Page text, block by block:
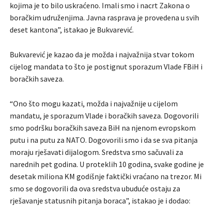
kojima je to bilo uskraćeno. Imali smo i nacrt Zakona o
boračkim udruženjima. Javna rasprava je provedena u svih
deset kantona”, istakao je Bukvarević.
Bukvarević je kazao da je možda i najvažnija stvar tokom
cijelog mandata to što je postignut sporazum Vlade FBiH i
boračkih saveza.
“Ono što mogu kazati, možda i najvažnije u cijelom
mandatu, je sporazum Vlade i boračkih saveza. Dogovorili
smo podršku boračkih saveza BiH na njenom evropskom
putu i na putu za NATO. Dogovorili smo i da se sva pitanja
moraju rješavati dijalogom. Sredstva smo sačuvali za
narednih pet godina. U proteklih 10 godina, svake godine je
desetak miliona KM godišnje faktički vraćano na trezor. Mi
smo se dogovorili da ova sredstva ubuduće ostaju za
rješavanje statusnih pitanja boraca”, istakao je i dodao: